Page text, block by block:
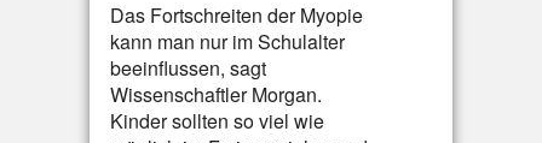
Das Fortschreiten der Myopie
kann man nur im Schulalter
beeinflussen, sagt
Wissenschaftler Morgan.
Kinder sollten so viel wie